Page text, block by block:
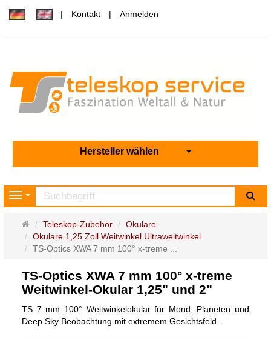
Kontakt Anmelden
Hersteller wählen
Navigation
Startseite
Teleskop-Zubehör
Okulare
Okulare 1,25 Zoll Weitwinkel Ultraweitwinkel
TS-Optics XWA 7 mm 100° x-treme ...
TS-Optics XWA 7 mm 100° x-treme
Weitwinkel-Okular 1,25" und 2"
TS 7 mm 100° Weitwinkelokular für Mond, Planeten und
Deep Sky Beobachtung mit extremem Gesichtsfeld.